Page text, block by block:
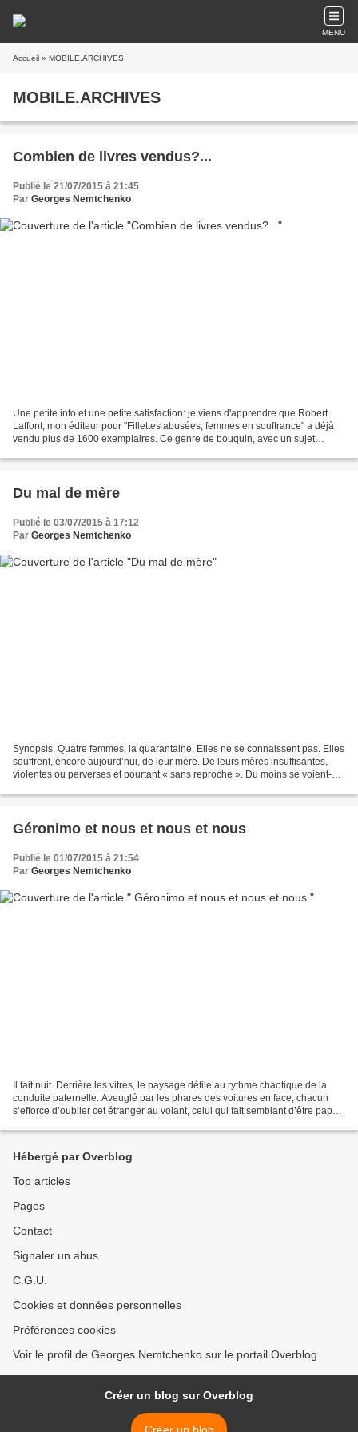
MENU
Accueil » MOBILE.ARCHIVES
MOBILE.ARCHIVES
Combien de livres vendus?...
Publié le 21/07/2015 à 21:45
Par Georges Nemtchenko
Une petite info et une petite satisfaction: je viens d'apprendre que Robert
Laffont, mon éditeur pour "Fillettes abusées, femmes en souffrance" a déjà
vendu plus de 1600 exemplaires. Ce genre de bouquin, avec un sujet
Du mal de mère
Publié le 03/07/2015 à 17:12
Par Georges Nemtchenko
Synopsis. Quatre femmes, la quarantaine. Elles ne se connaissent pas. Elles
souffrent, encore aujourd’hui, de leur mère. De leurs mères insuffisantes,
violentes ou perverses et pourtant « sans reproche ». Du moins se voient-
Géronimo et nous et nous et nous
Publié le 01/07/2015 à 21:54
Par Georges Nemtchenko
Il fait nuit. Derrière les vitres, le paysage défile au rythme chaotique de la
conduite paternelle. Aveuglé par les phares des voitures en face, chacun
s’efforce d’oublier cet étranger au volant, celui qui fait semblant d’être papa.
Hébergé par Overblog
Top articles
Pages
Contact
Signaler un abus
C.G.U.
Cookies et données personnelles
Préférences cookies
Voir le profil de Georges Nemtchenko sur le portail Overblog
Créer un blog sur Overblog